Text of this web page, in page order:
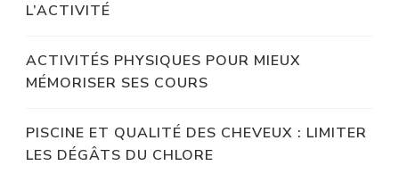
L’ACTIVITÉ
ACTIVITÉS PHYSIQUES POUR MIEUX
MÉMORISER SES COURS
PISCINE ET QUALITÉ DES CHEVEUX : LIMITER
LES DÉGÂTS DU CHLORE